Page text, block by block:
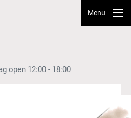
Menu
open 12:00 - 18:00